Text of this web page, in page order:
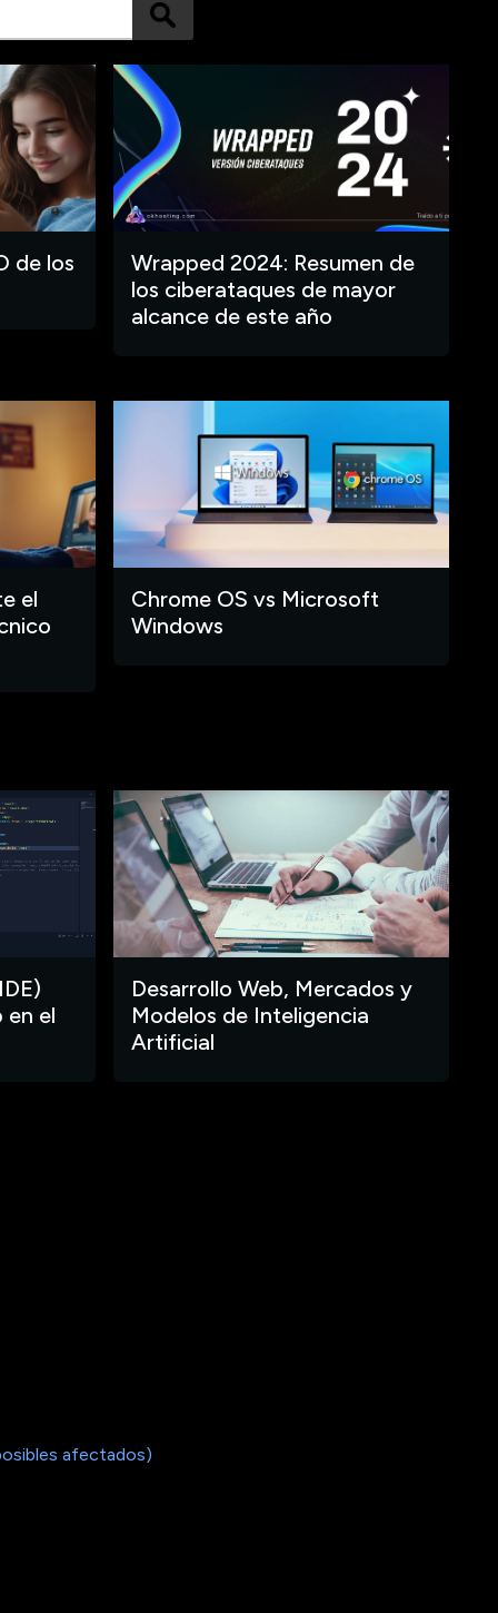
de los
Wrapped 2024: Resumen de
los ciberataques de mayor
alcance de este año
el
Chrome OS vs Microsoft
Windows
en el
Desarrollo Web, Mercados y
Modelos de Inteligencia
Artificial
afectados)